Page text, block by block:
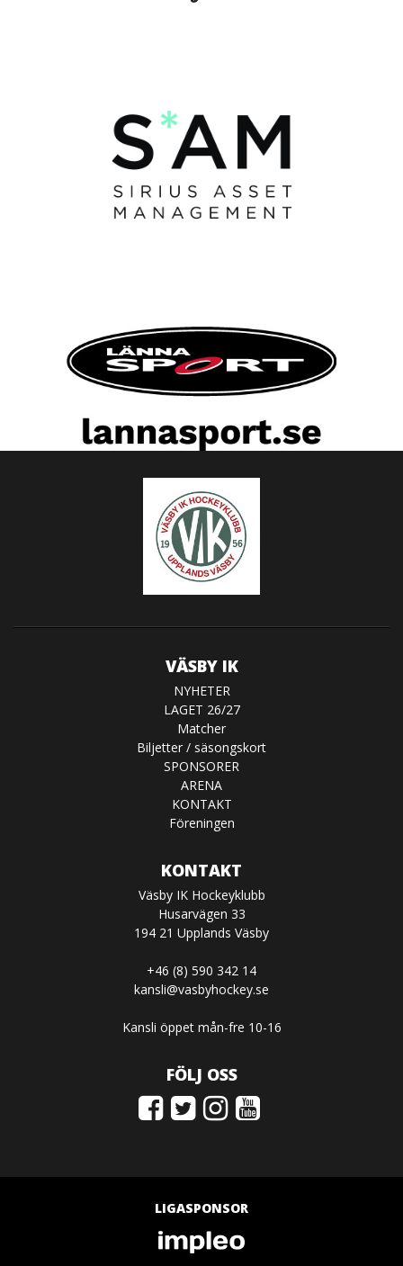
VÄSBY IK
NYHETER
LAGET 26/27
Matcher
Biljetter / säsongskort
SPONSORER
ARENA
KONTAKT
Föreningen
KONTAKT
Väsby IK Hockeyklubb
Husarvägen 33
194 21 Upplands Väsby
+46 (8) 590 342 14
kansli@vasbyhockey.se
Kansli öppet mån-fre 10-16
FÖLJ OSS
LIGASPONSOR